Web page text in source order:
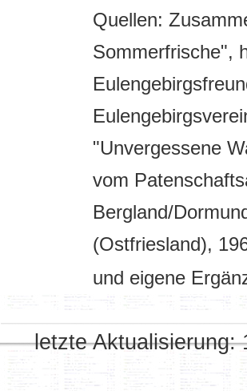
Quellen:
Sommerfrische",
"Unvergessene
vom
Bergland/
(Ostfriesland),
und eigene
letzte Aktualisierung: